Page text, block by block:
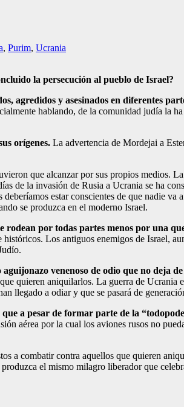
, Purim, Ucrania
la persecución al pueblo de Israel?
agredidos y asesinados en diferentes
hablando, de la comunidad judía la
orígenes. La advertencia de Mordejai a
que alcanzar por sus propios medios.
de la invasión de Rusia a Ucrania se ha
estar conscientes de que nadie va
se produzca en el moderno Israel.
por todas partes menos por una
Los antiguos enemigos de Israel,
venenoso de odio que no deja
quieren aniquilarlos. La guerra de Ucrania
llegado a odiar y que se pasará de
a pesar de formar parte de la
aérea por la cual los aviones rusos no
a combatir contra aquellos que quieren
el mismo milagro liberador que